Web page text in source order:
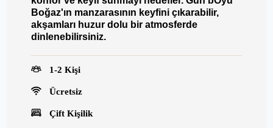
Boğaz'ın manzarasının keyfini çıkarabilir,
akşamları huzur dolu bir atmosferde
dinlenebilirsiniz.
1-2 Kişi
Ücretsiz
Çift Kişilik